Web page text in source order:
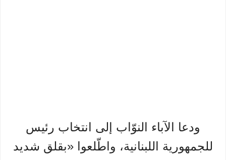
ودعا الآباء النوّاب إلى انتخاب رئيس
للجمهورية اللبنانية، واطّلعوا «بقلق شديد